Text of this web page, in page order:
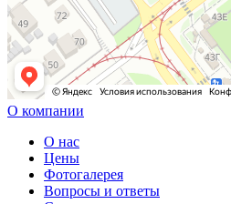
О компании
О нас
Цены
Фотогалерея
Вопросы и ответы